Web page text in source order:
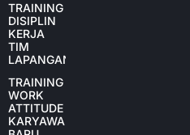
TRAINING
DISIPLIN
KERJA
TIM
LAPANGAN
TRAINING
WORK
ATTITUDE
KARYAWAN